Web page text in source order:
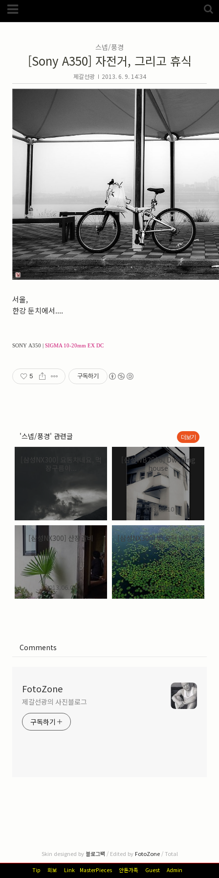
Category
(5989)
뉴질랜드(18)
(44)
러시아(75)
모로코(52)
(105)
(193)
중국(170)
백두산(17)
(68)
포르투갈
핀란드
필리핀
(3825)
풍경(2217)
인물(201)
크로즈업(1140)
실내_정물(170)
성당_성지(89)
故최규동(7)
가족(606)
친구(267)
동창
졸업50
기타(94)
맛집(14)
블로그최적화(2)
스넵/풍경
[Sony A350] 자전거, 그리고 휴식
제갈선광 2013. 6. 9. 14:34
서울,
한강 둔치에서....
SONY A350 | SIGMA 10-20mm EX DC
5 구독하기
'스넵/풍경' 관련글
[삼성NX300] 요동치네요, 먹
장구름이...
2013.07.15
[삼성WB2000] Dwelling
house
2013.06.10
[삼성NX300] 산장갈비
2013.06.09
[삼성NX300] 비 오던 날의 용
지못
2013.06.09
더보기
Comments
FotoZone
제갈선광의 사진블로그
구독하기
Skin designed by 블로그팩 / Edited by FotoZone/ Total
Tip 회보 Link MasterPieces 안톤가족 Guest Admin